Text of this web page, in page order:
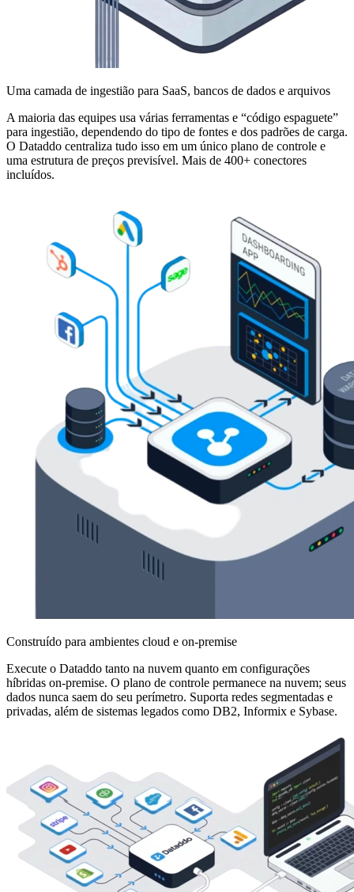
Uma camada de ingestião para SaaS, bancos de dados e arquivos
A maioria das equipes usa várias ferramentas e “código espaguete”
para ingestião, dependendo do tipo de fontes e dos padrões de carga.
O Dataddo centraliza tudo isso em um único plano de controle e
uma estrutura de preços previsível. Mais de 400+ conectores
incluídos.
Construído para ambientes cloud e on-premise
Execute o Dataddo tanto na nuvem quanto em configurações
híbridas on-premise. O plano de controle permanece na nuvem; seus
dados nunca saem do seu perímetro. Suporta redes segmentadas e
privadas, além de sistemas legados como DB2, Informix e Sybase.